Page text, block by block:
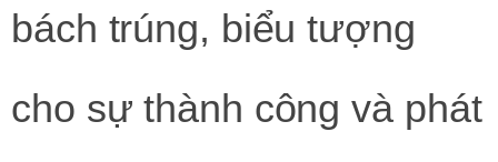
bách trúng, biểu tượng
cho sự thành công và phát